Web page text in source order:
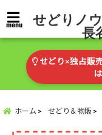
menu せどりノ
長
せどり×独占販
ホーム せどり＆物販